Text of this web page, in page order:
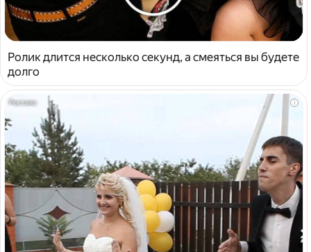
Ролик длится несколько секунд, а смеяться вы будете
долго
i